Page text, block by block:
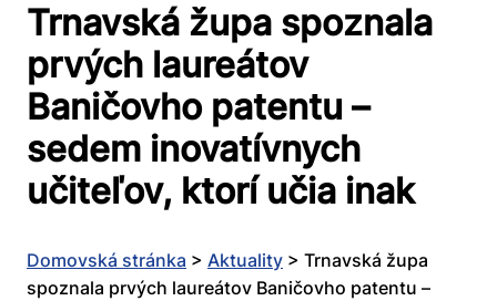
Trnavská župa spoznala
prvých laureátov
Baničovho patentu –
sedem inovatívnych
učiteľov, ktorí učia inak
Domovská stránka > Aktuality > Trnavská župa
spoznala prvých laureátov Baničovho patentu –